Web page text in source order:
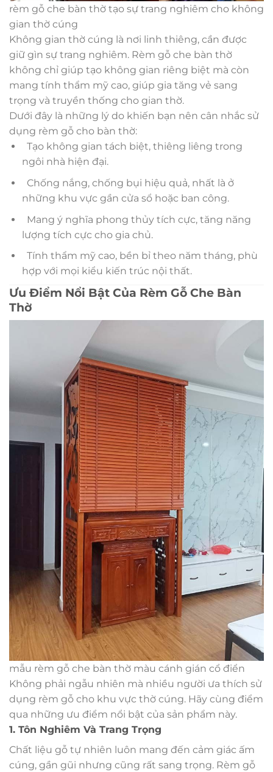
rèm gỗ che bàn thờ tạo sự trang nghiêm cho không
gian thờ cúng
Không gian thờ cúng là nơi linh thiêng, cần được
giữ gìn sự trang nghiêm. Rèm gỗ che bàn thờ
không chỉ giúp tạo không gian riêng biệt mà còn
mang tính thẩm mỹ cao, giúp gia tăng vẻ sang
trọng và truyền thống cho gian thờ.
Dưới đây là những lý do khiến bạn nên cân nhắc sử
dụng rèm gỗ cho bàn thờ:
Tạo không gian tách biệt, thiêng liêng trong
ngôi nhà hiện đại.
Chống nắng, chống bụi hiệu quả, nhất là ở
những khu vực gần cửa sổ hoặc ban công.
Mang ý nghĩa phong thủy tích cực, tăng năng
lượng tích cực cho gia chủ.
Tính thẩm mỹ cao, bền bỉ theo năm tháng, phù
hợp với mọi kiểu kiến trúc nội thất.
Ưu Điểm Nổi Bật Của Rèm Gỗ Che Bàn
Thờ
mẫu rèm gỗ che bàn thờ màu cánh gián cổ điển
Không phải ngẫu nhiên mà nhiều người ưa thích sử
dụng rèm gỗ cho khu vực thờ cúng. Hãy cùng điểm
qua những ưu điểm nổi bật của sản phẩm này.
1. Tôn Nghiêm Và Trang Trọng
Chất liệu gỗ tự nhiên luôn mang đến cảm giác ấm
cúng, gần gũi nhưng cũng rất sang trọng. Rèm gỗ